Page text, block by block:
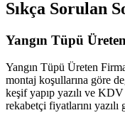
Sıkça Sorulan
Yangın Tüpü
Yangın Tüpü Üreten
montaj koşullarına göre
keşif yapıp yazılı ve
rekabetçi fiyatlarını